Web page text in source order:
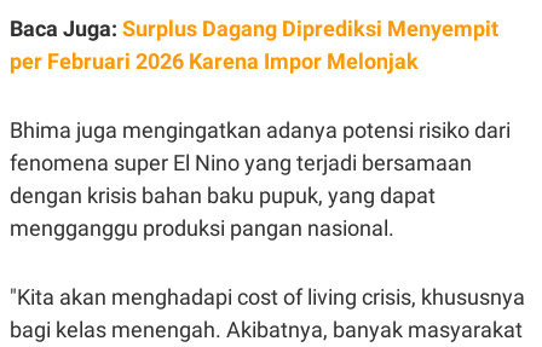
A
D
E
E
A
S
D
L
A
N
G
N
A
N
K
I
E
A
E
M
Baca Juga: Surplus Dagang Diprediksi Menyempit
per Februari 2026 Karena Impor Melonjak
Bhima juga mengingatkan adanya potensi risiko dari
fenomena super El Nino yang terjadi bersamaan
dengan krisis bahan baku pupuk, yang dapat
mengganggu produksi pangan nasional.
"Kita akan menghadapi cost of living crisis, khususnya
bagi kelas menengah. Akibatnya, banyak masyarakat